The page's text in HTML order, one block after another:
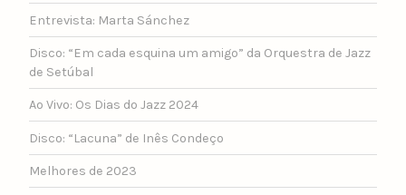
Entrevista: Marta Sánchez
Disco: “Em cada esquina um amigo” da Orquestra de Jazz
de Setúbal
Ao Vivo: Os Dias do Jazz 2024
Disco: “Lacuna” de Inês Condeço
Melhores de 2023